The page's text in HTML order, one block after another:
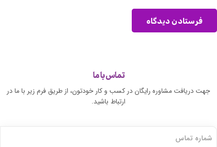
فرستادن دیدگاه
تماس با ما
جهت دریافت مشاوره رایگان در کسب و کار خودتون، از طریق فرم زیر با ما در
ارتباط باشید.
شماره